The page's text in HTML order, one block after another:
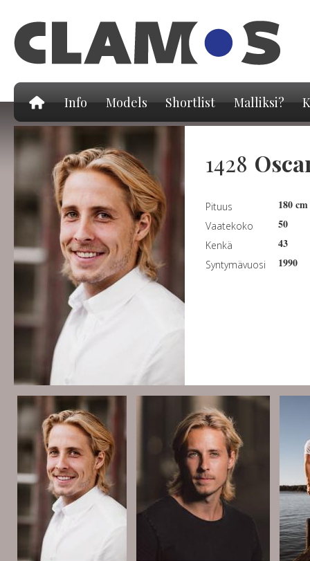
Info Models Shortlist Malliksi?
1428
Pituus 180 cm
Vaatekoko 50
Kenkä 43
Syntymävuosi 1990